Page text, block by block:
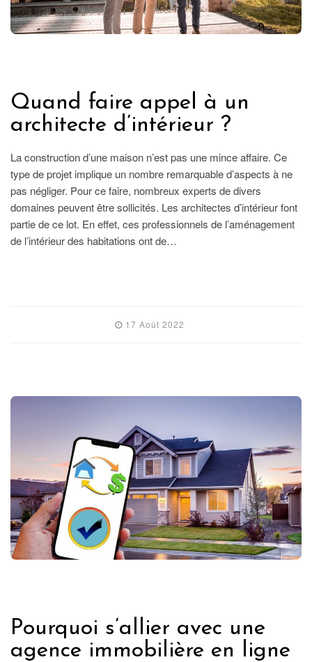
Quand faire appel à un
architecte d’intérieur ?
La construction d’une maison n’est pas une mince affaire. Ce
type de projet implique un nombre remarquable d’aspects à ne
pas négliger. Pour ce faire, nombreux experts de divers
domaines peuvent être sollicités. Les architectes d’intérieur font
partie de ce lot. En effet, ces professionnels de l’aménagement
de l’intérieur des habitations ont de…
17 Août 2022
Pourquoi s’allier avec une
agence immobilière en ligne